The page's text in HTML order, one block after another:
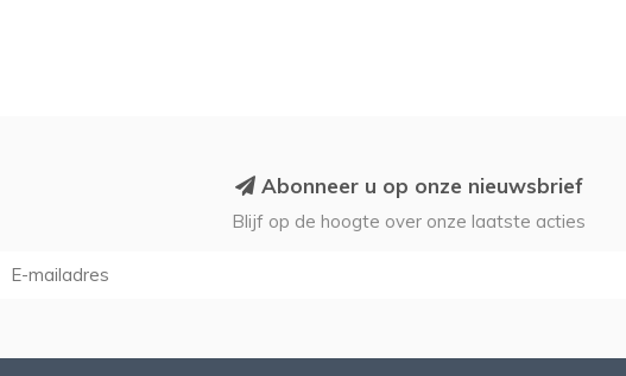
Abonneer u op onze nieuwsbrief
Blijf op de hoogte over onze laatste acties